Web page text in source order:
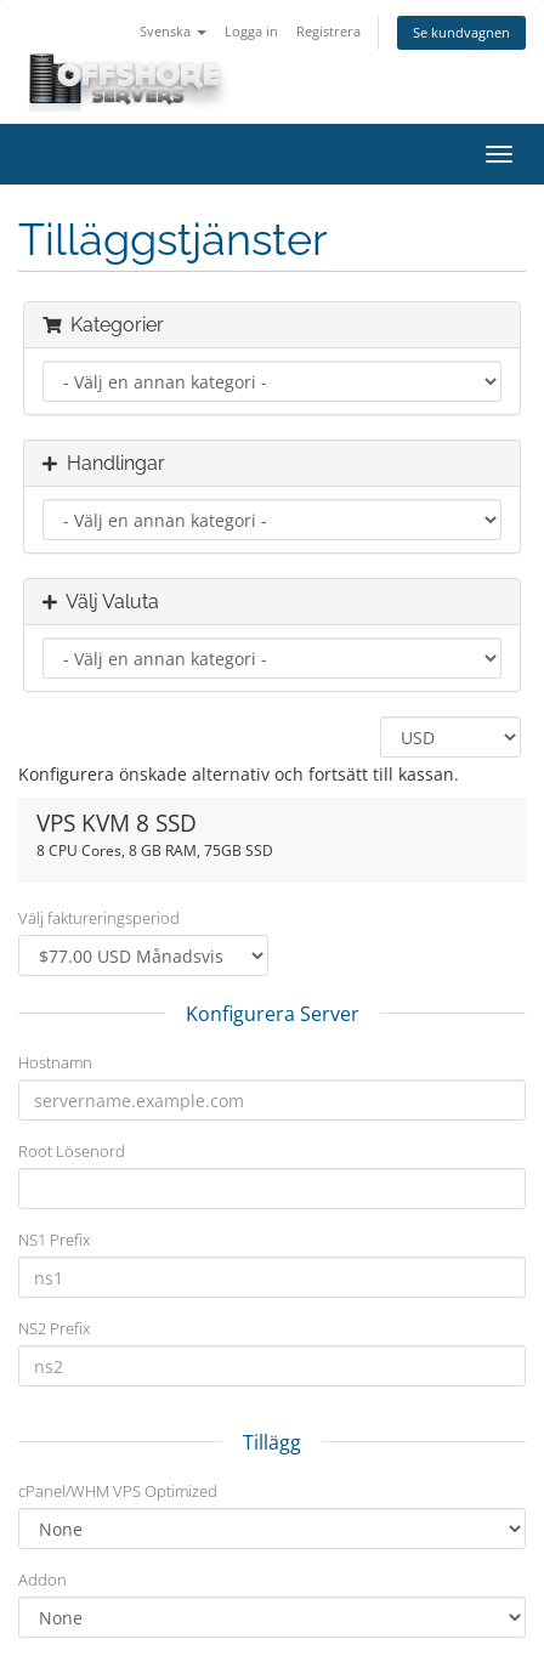
Svenska Logga in Registrera Se kundvagnen
Växla
Tilläggstjänster
Kategorier
Handlingar
Välj Valuta
Konfigurera önskade alternativ och fortsätt till kassan.
VPS KVM 8 SSD
8 CPU Cores, 8 GB RAM, 75GB SSD
Välj faktureringsperiod
Konfigurera Server
Hostnamn
Root Lösenord
NS1 Prefix
NS2 Prefix
Tillägg
cPanel/WHM VPS Optimized
Addon